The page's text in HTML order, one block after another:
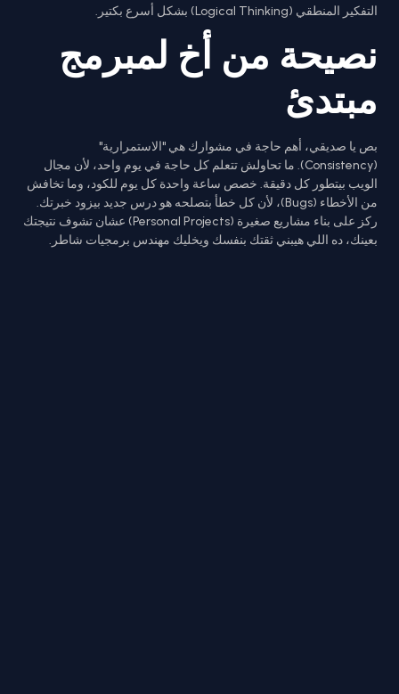
التفكير المنطقي (Logical Thinking) بشكل أسرع بكتير.
نصيحة من أخ لمبرمج
مبتدئ
بص يا صديقي، أهم حاجة في مشوارك هي "الاستمرارية"
(Consistency). ما تحاولش تتعلم كل حاجة في يوم واحد، لأن مجال
الويب بيتطور كل دقيقة. خصص ساعة واحدة كل يوم للكود، وما تخافش
من الأخطاء (Bugs)، لأن كل خطأ بتصلحه هو درس جديد بيزود خبرتك.
ركز على بناء مشاريع صغيرة (Personal Projects) عشان تشوف نتيجتك
بعينك، ده اللي هيبني ثقتك بنفسك ويخليك مهندس برمجيات شاطر.